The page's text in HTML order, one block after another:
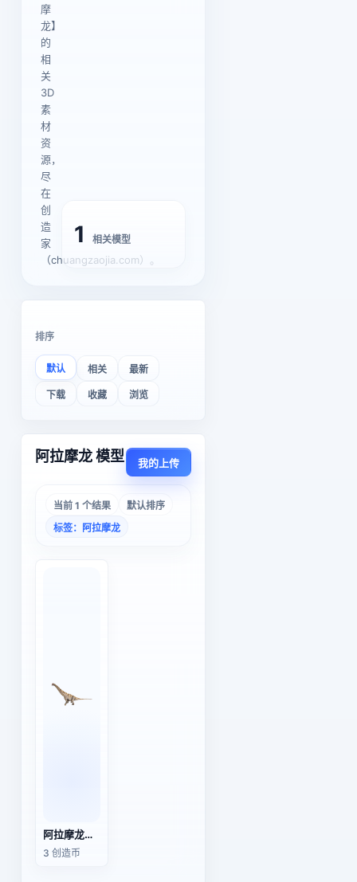
摩
龙】
的
相
关
3D
素
材
资
源，
尽
在
创
造
家
（chuangzaojia.com）。
1 相关模型
排序
默认 相关 最新
下载 收藏 浏览
阿拉摩龙 模型 我的上传
当前 1 个结果
默认排序
标签：阿拉摩龙
阿拉摩龙（3D动画模型）
3 创造币